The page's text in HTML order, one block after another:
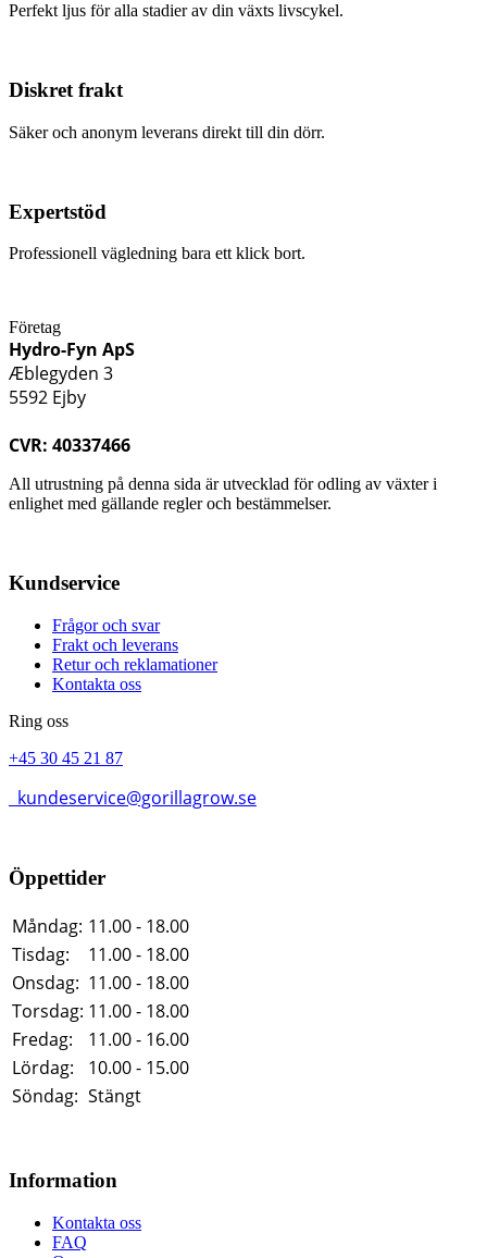
Perfekt ljus för alla stadier av din växts livscykel.
Diskret frakt
Säker och anonym leverans direkt till din dörr.
Expertstöd
Professionell vägledning bara ett klick bort.
Företag
Hydro-Fyn ApS
Æblegyden 3
5592 Ejby
CVR: 40337466
All utrustning på denna sida är utvecklad för odling av växter i
enlighet med gällande regler och bestämmelser.
Kundservice
Frågor och svar
Frakt och leverans
Retur och reklamationer
Kontakta oss
Ring oss
+45 30 45 21 87
kundeservice@gorillagrow.se
Öppettider
Måndag: 11.00 - 18.00
Tisdag:
11.00 - 18.00
Onsdag: 11.00 - 18.00
Torsdag: 11.00 - 18.00
Fredag:
11.00 - 16.00
Lördag:
10.00 - 15.00
Söndag: Stängt
Information
Kontakta oss
FAQ